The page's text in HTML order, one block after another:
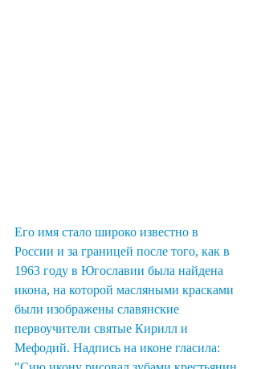
Его имя стало широко известно в
России и за границей после того, как в
1963 году в Югославии была найдена
икона, на которой масляными красками
были изображены славянские
первоучители святые Кирилл и
Мефодий. Надпись на иконе гласила: